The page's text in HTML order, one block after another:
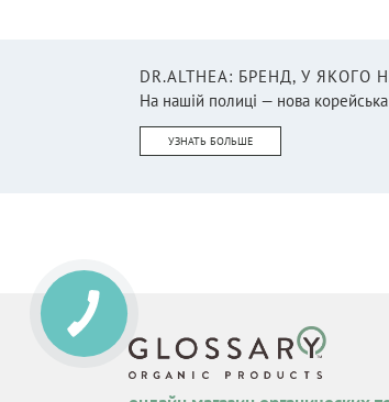
DR.ALTHEA: БРЕНД, У
На нашій полиці — нова
УЗНАТЬ БОЛЬШЕ